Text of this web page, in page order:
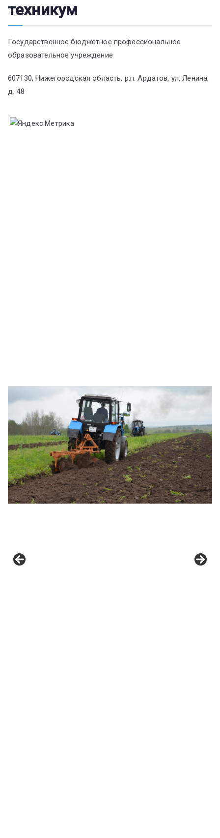
техникум
Государственное бюджетное профессиональное
образовательное учреждение
607130, Нижегородская область, р.п. Ардатов, ул. Ленина,
д. 48